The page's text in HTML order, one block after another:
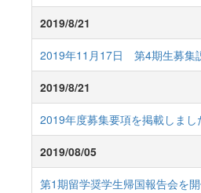
2019/8/21
2019年11月17日 第4期生募集
2019/8/21
2019年度募集要項を掲載しまし
2019/08/05
第1期留学奨学生帰国報告会を開